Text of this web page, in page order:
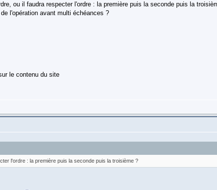
ou il faudra respecter l'ordre : la première puis la seconde puis la
l'opération avant multi échéances ?
le contenu du site
l'ordre : la première puis la seconde puis la troisième ?